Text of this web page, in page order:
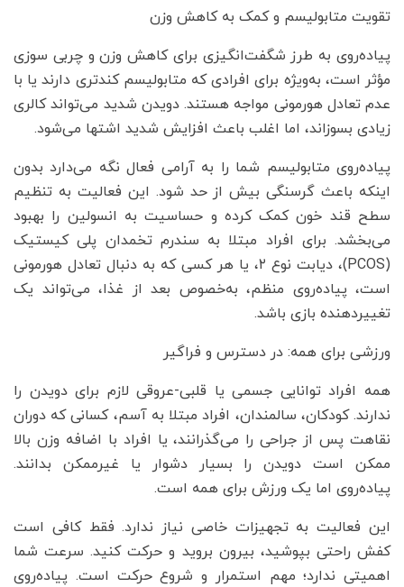
تقویت متابولیسم و کمک به کاهش وزن
پیاده‌روی به طرز شگفت‌انگیزی برای کاهش وزن و چربی سوزی
مؤثر است، به‌ویژه برای افرادی که متابولیسم کندتری دارند یا با
عدم تعادل هورمونی مواجه هستند. دویدن شدید می‌تواند کالری
زیادی بسوزاند، اما اغلب باعث افزایش شدید اشتها می‌شود.
پیاده‌روی متابولیسم شما را به آرامی فعال نگه می‌دارد بدون
اینکه باعث گرسنگی بیش از حد شود. این فعالیت به تنظیم
سطح قند خون کمک کرده و حساسیت به انسولین را بهبود
می‌بخشد. برای افراد مبتلا به سندرم تخمدان پلی کیستیک
(PCOS)، دیابت نوع ۲، یا هر کسی که به دنبال تعادل هورمونی
است، پیاده‌روی منظم، به‌خصوص بعد از غذا، می‌تواند یک
تغییردهنده بازی باشد.
ورزشی برای همه: در دسترس و فراگیر
همه افراد توانایی جسمی یا قلبی-عروقی لازم برای دویدن را
ندارند. کودکان، سالمندان، افراد مبتلا به آسم، کسانی که دوران
نقاهت پس از جراحی را می‌گذرانند، یا افراد با اضافه وزن بالا
ممکن است دویدن را بسیار دشوار یا غیرممکن بدانند.
پیاده‌روی اما یک ورزش برای همه است.
این فعالیت به تجهیزات خاصی نیاز ندارد. فقط کافی است
کفش راحتی بپوشید، بیرون بروید و حرکت کنید. سرعت شما
اهمیتی ندارد؛ مهم استمرار و شروع حرکت است. پیاده‌روی